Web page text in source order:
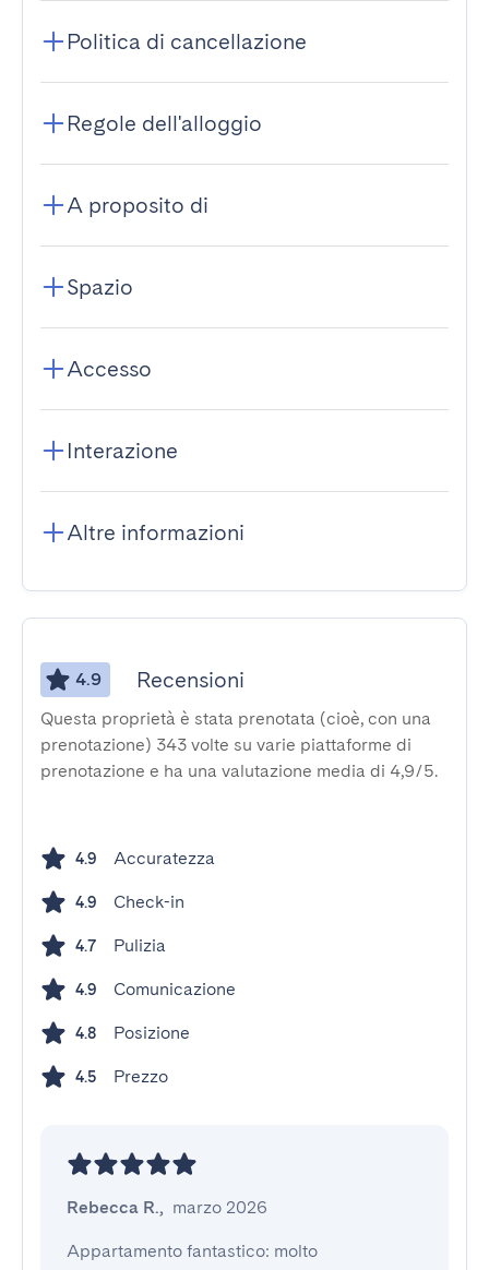
Politica di cancellazione
Regole dell'alloggio
A proposito di
Spazio
Accesso
Interazione
Altre informazioni
4.9 Recensioni
Questa proprietà è stata prenotata (cioè, con una
prenotazione) 343 volte su varie piattaforme di
prenotazione e ha una valutazione media di 4,9/5.
4.9 Accuratezza
4.9 Check-in
4.7 Pulizia
4.9 Comunicazione
4.8 Posizione
4.5 Prezzo
Rebecca R., marzo 2026
Appartamento fantastico: molto